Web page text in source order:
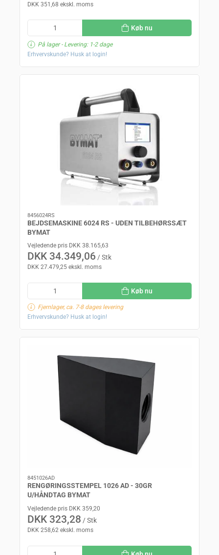
DKK 351,68 ekskl. moms
Køb nu
På lager- Levering: 1-2 dage
Erhvervskunde? Husk at login!
8456024RS
BEJDSEMASKINE 6024 RS - UDEN TILBEHØRSSÆT
BYMAT
Vejledende pris DKK 38.165,63
DKK 34.349,06 / Stk
DKK 27.479,25 ekskl. moms
Køb nu
Fjernlager, ca. 7-8 dages levering
Erhvervskunde? Husk at login!
8451026AD
RENGØRINGSSTEMPEL 1026 AD - 30GR
U/HÅNDTAG BYMAT
Vejledende pris DKK 359,20
DKK 323,28 / Stk
DKK 258,62 ekskl. moms